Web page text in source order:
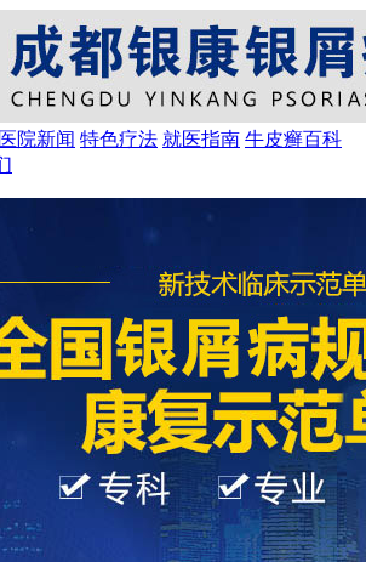
医院新闻 特色疗法 就医指南 牛皮癣百科